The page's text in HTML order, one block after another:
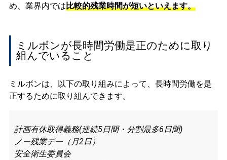
め、業界内では比較的残業時間が短いといえます。
ミルボンが長時間労働是正のために取り
組んでいること
ミルボンは、以下の取り組みによって、長時間労働を是
正するために取り組んできます。
計画有休取得義務(連続5日間・分割最多6日間)
ノー残業デー（月2日）
安全衛生委員会